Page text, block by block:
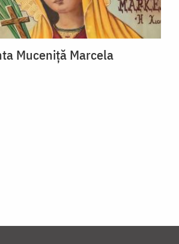
Muceniță Marcela